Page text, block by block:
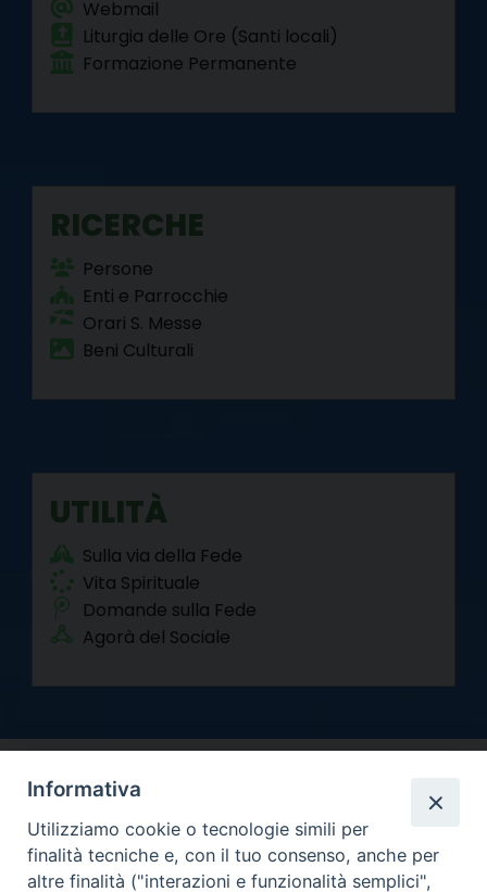
Webmail
Liturgia delle Ore (Santi locali)
Formazione Permanente
RICERCHE
Persone
Enti e Parrocchie
Orari S. Messe
Beni Culturali
UTILITÀ
Sulla via della Fede
Vita Spirituale
Domande sulla Fede
Agorà del Sociale
Arcidiocesi di Torino
Informativa
Utilizziamo cookie o tecnologie simili per
finalità tecniche e, con il tuo consenso, anche per
altre finalità ("interazioni e funzionalità semplici",